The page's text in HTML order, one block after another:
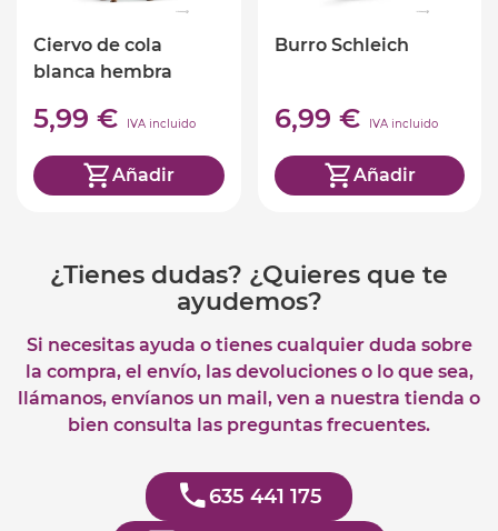
Ciervo de cola
blanca hembra
5,99 € IVA incluido
Añadir
Burro Schleich
6,99 € IVA incluido
Añadir
¿Tienes dudas? ¿Quieres que te
ayudemos?
Si necesitas ayuda o tienes cualquier duda sobre
la compra, el envío, las devoluciones o lo que sea,
llámanos, envíanos un mail, ven a nuestra tienda o
bien consulta las preguntas frecuentes.
635 441 175